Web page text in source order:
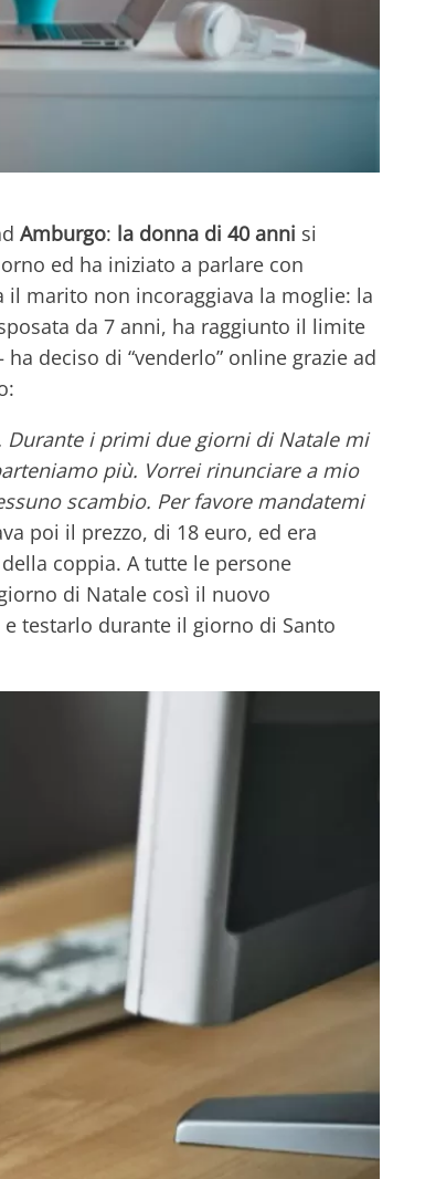
Amburgo: la donna di 40 anni si
ed ha iniziato a parlare con
marito non incoraggiava la moglie: la
da 7 anni, ha raggiunto il limite
deciso di “venderlo” online grazie ad
Durante i primi due giorni di Natale mi
più. Vorrei rinunciare a mio
scambio. Per favore mandatemi
poi il prezzo, di 18 euro, ed era
coppia. A tutte le persone
di Natale così il nuovo
testarlo durante il giorno di Santo